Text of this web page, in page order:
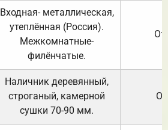
Входная- металлическая,
утеплённая (Россия).
Межкомнатные-
филёнчатые.
Наличник деревянный,
строганый, камерной
сушки 70-90 мм.